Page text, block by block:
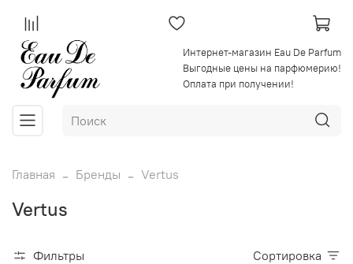
Интернет-магазин Eau De Parfum
Выгодные цены на парфюмерию!
Оплата при получении!
Главная Бренды Vertus
Vertus
Фильтры Сортировка